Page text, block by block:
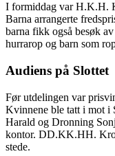
I formiddag var H.K.H.
Barna arrangerte
barna fikk også besøk
hurrarop og barn som
Audiens på Slottet
Før utdelingen var
Kvinnene ble tatt i mot
Harald og Dronning
kontor. DD.KK.HH.
stede.